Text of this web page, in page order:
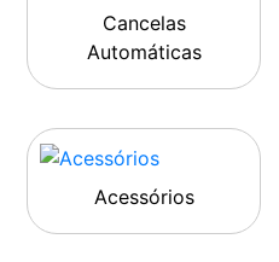
Cancelas
Automáticas
Acessórios